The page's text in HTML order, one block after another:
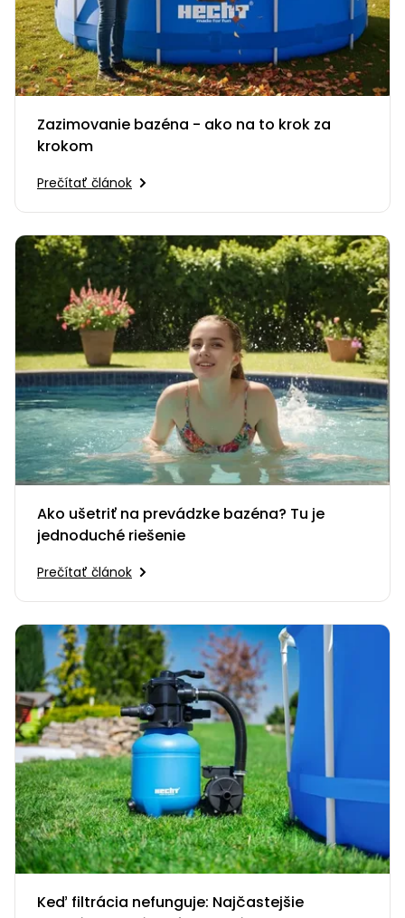
Zazimovanie bazéna - ako na to krok za
krokom
Prečítať článok
Ako ušetriť na prevádzke bazéna? Tu je
jednoduché riešenie
Prečítať článok
Keď filtrácia nefunguje: Najčastejšie